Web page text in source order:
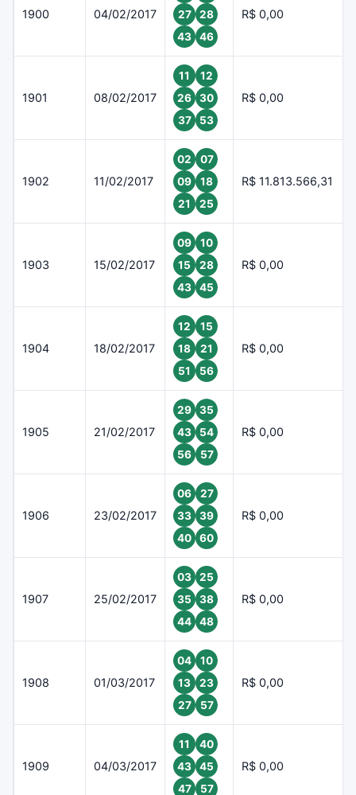
1900 04/02/2017
27
28
43
46
R$ 0,00
1901 08/02/2017
11
12
26
30
37
53
R$ 0,00
1902 11/02/2017
02
07
09
18
21
25
R$ 11.813.566,31
1903 15/02/2017
09
10
15
28
43
45
R$ 0,00
1904 18/02/2017
12
15
18
21
51
56
R$ 0,00
1905 21/02/2017
29
35
43
54
56
57
R$ 0,00
1906 23/02/2017
06
27
33
39
40
60
R$ 0,00
1907 25/02/2017
03
25
35
38
44
48
R$ 0,00
1908 01/03/2017
04
10
13
23
27
57
R$ 0,00
1909 04/03/2017
11
40
43
45
47
57
R$ 0,00